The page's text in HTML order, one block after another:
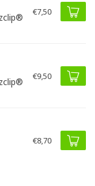
€7,50
€9,50
€8,70